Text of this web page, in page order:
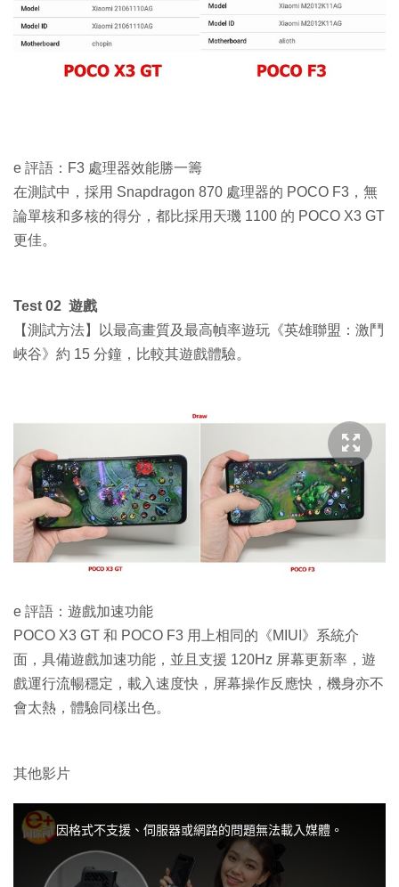
e 評語：F3 處理器效能勝一籌
在測試中，採用 Snapdragon 870 處理器的 POCO F3，無
論單核和多核的得分，都比採用天璣 1100 的 POCO X3 GT
更佳。
Test 02 遊戲
【測試方法】以最高畫質及最高幀率遊玩《英雄聯盟：激鬥
峽谷》約 15 分鐘，比較其遊戲體驗。
e 評語：遊戲加速功能
POCO X3 GT 和 POCO F3 用上相同的《MIUI》系統介
面，具備遊戲加速功能，並且支援 120Hz 屏幕更新率，遊
戲運行流暢穩定，載入速度快，屏幕操作反應快，機身亦不
會太熱，體驗同樣出色。
其他影片
因格式不支援、伺服器或網路的問題無法載入媒體。